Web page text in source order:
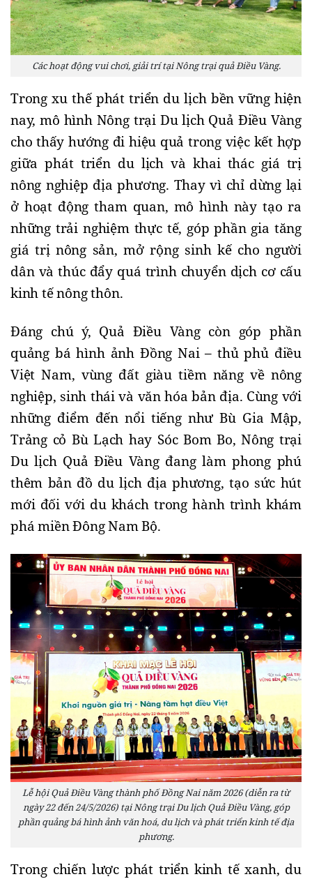
Các hoạt động vui chơi, giải trí tại Nông trại quả Điều Vàng.
Trong xu thế phát triển du lịch bền vững hiện
nay, mô hình Nông trại Du lịch Quả Điều Vàng
cho thấy hướng đi hiệu quả trong việc kết hợp
giữa phát triển du lịch và khai thác giá trị
nông nghiệp địa phương. Thay vì chỉ dừng lại
ở hoạt động tham quan, mô hình này tạo ra
những trải nghiệm thực tế, góp phần gia tăng
giá trị nông sản, mở rộng sinh kế cho người
dân và thúc đẩy quá trình chuyển dịch cơ cấu
kinh tế nông thôn.
Đáng chú ý, Quả Điều Vàng còn góp phần
quảng bá hình ảnh Đồng Nai – thủ phủ điều
Việt Nam, vùng đất giàu tiềm năng về nông
nghiệp, sinh thái và văn hóa bản địa. Cùng với
những điểm đến nổi tiếng như Bù Gia Mập,
Trảng cỏ Bù Lạch hay Sóc Bom Bo, Nông trại
Du lịch Quả Điều Vàng đang làm phong phú
thêm bản đồ du lịch địa phương, tạo sức hút
mới đối với du khách trong hành trình khám
phá miền Đông Nam Bộ.
Lễ hội Quả Điều Vàng thành phố Đồng Nai năm 2026 (diễn ra từ
ngày 22 đến 24/5/2026) tại Nông trại Du lịch Quả Điều Vàng, góp
phần quảng bá hình ảnh văn hoá, du lịch và phát triển kinh tế địa
phương.
Trong chiến lược phát triển kinh tế xanh, du